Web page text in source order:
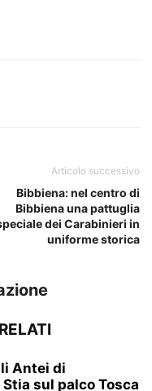
Articolo successivo
Bibbiena: nel centro di
Bibbiena una pattuglia
dei Carabinieri in
uniforme storica
Antei di
sul palco Tosca